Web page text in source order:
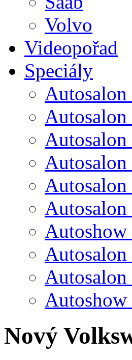
Volvo
Videopořad
Speciály
Autosalon
Autosalon
Autosalon
Autosalon
Autoshow
Autosalon
Autosalon
Autoshow
Nový